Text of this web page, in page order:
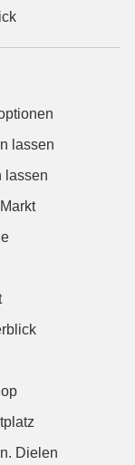
lassen
lassen
Dielen